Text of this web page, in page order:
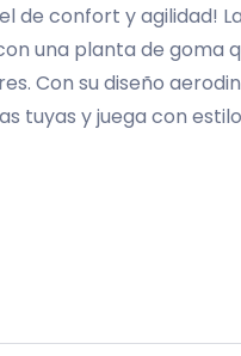
de confort y agilidad!
una planta de goma
Con su diseño
tuyas y juega con